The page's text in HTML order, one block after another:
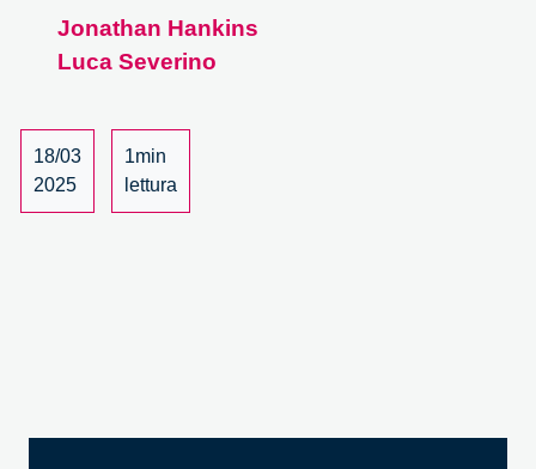
responsible
innovation.
Luca
Severino
Jonathan Hankins
Luca Severino
18/03
2025
1min
lettura